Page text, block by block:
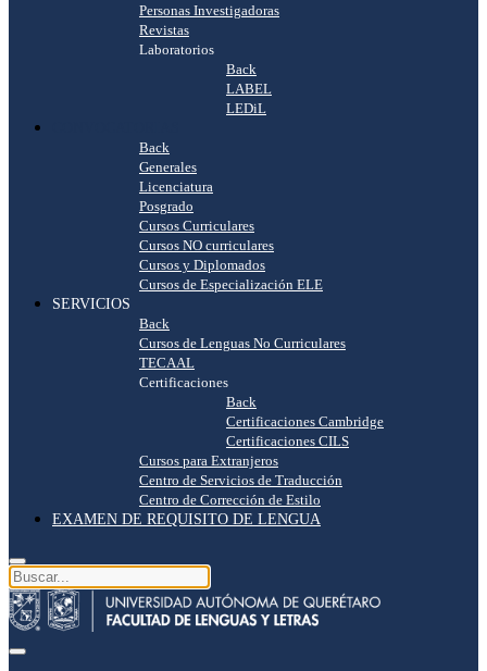
Personas Investigadoras
Revistas
Laboratorios
Back
LABEL
LEDiL
Back
Generales
Licenciatura
Posgrado
Cursos Curriculares
Cursos NO curriculares
Cursos y Diplomados
Cursos de Especialización ELE
SERVICIOS
Back
Cursos de Lenguas No Curriculares
TECAAL
Certificaciones
Back
Certificaciones Cambridge
Certificaciones CILS
Cursos para Extranjeros
Centro de Servicios de Traducción
Centro de Corrección de Estilo
EXAMEN DE REQUISITO DE LENGUA